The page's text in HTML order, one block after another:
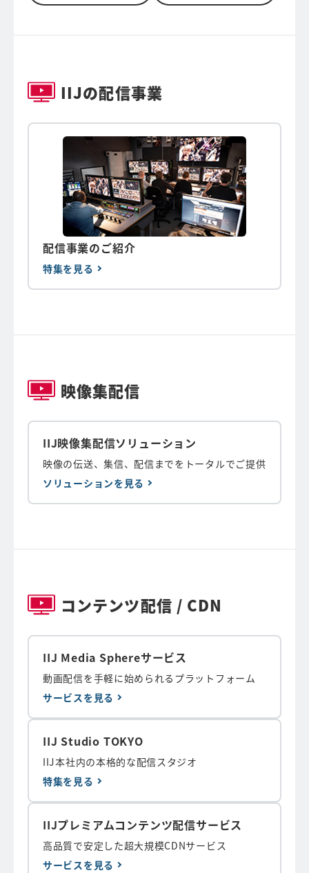
IIJの配信事業
配信事業のご紹介
特集を見る
映像集配信
IIJ映像集配信ソリューション
映像の伝送、集信、配信までをトータルでご提供
ソリューションを見る
コンテンツ配信 / CDN
IIJ Media Sphereサービス
動画配信を手軽に始められるプラットフォーム
サービスを見る
IIJ Studio TOKYO
IIJ本社内の本格的な配信スタジオ
特集を見る
IIJプレミアムコンテンツ配信サービス
高品質で安定した超大規模CDNサービス
サービスを見る